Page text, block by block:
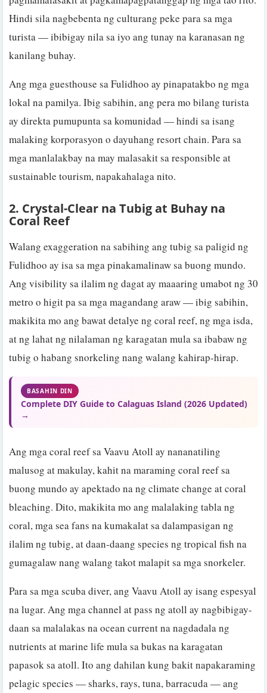
Hindi sila nagbebenta ng culturang peke para sa mga
turista — ibibigay nila sa iyo ang tunay na karanasan ng
kanilang buhay.
Ang mga guesthouse sa Fulidhoo ay pinapatakbo ng mga
lokal na pamilya. Ibig sabihin, ang pera mo bilang turista
ay direkta pumupunta sa komunidad — hindi sa isang
malaking korporasyon o dayuhang resort chain. Para sa
mga manlalakbay na may malasakit sa responsible at
sustainable tourism, napakahalaga nito.
2. Crystal-Clear na Tubig at Buhay na
Coral Reef
Walang exaggeration na sabihing ang tubig sa paligid ng
Fulidhoo ay isa sa mga pinakamalinaw sa buong mundo.
Ang visibility sa ilalim ng dagat ay maaaring umabot ng 30
metro o higit pa sa mga magandang araw — ibig sabihin,
makikita mo ang bawat detalye ng coral reef, ng mga isda,
at ng lahat ng nilalaman ng karagatan mula sa ibabaw ng
tubig o habang snorkeling nang walang kahirap-hirap.
BASAHIN DIN
Complete DIY Guide to Calaguas Island (2026 Updated)
→
Ang mga coral reef sa Vaavu Atoll ay nananatiling
malusog at makulay, kahit na maraming coral reef sa
buong mundo ay apektado na ng climate change at coral
bleaching. Dito, makikita mo ang malalaking tabla ng
coral, mga sea fans na kumakalat sa dalampasigan ng
ilalim ng tubig, at daan-daang species ng tropical fish na
gumagalaw nang walang takot malapit sa mga snorkeler.
Para sa mga scuba diver, ang Vaavu Atoll ay isang espesyal
na lugar. Ang mga channel at pass ng atoll ay nagbibigay-
daan sa malalakas na ocean current na nagdadala ng
nutrients at marine life mula sa bukas na karagatan
papasok sa atoll. Ito ang dahilan kung bakit napakaraming
pelagic species — sharks, rays, tuna, barracuda — ang